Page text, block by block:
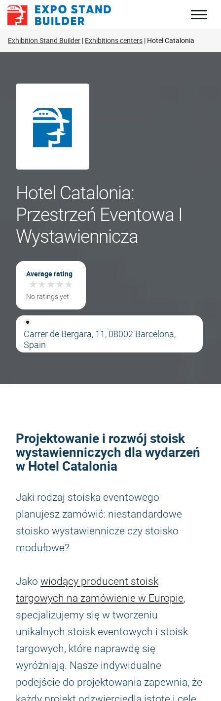
Skip
Exhibition Stand Builder Exhibitions centers Hotel Catalonia
Hotel Catalonia:
Przestrzeń Eventowa I
Wystawiennicza
Average rating
★★★★★
★★★★★
No ratings yet
Carrer de Bergara, 11, 08002 Barcelona,
Spain
Projektowanie i rozwój stoisk
wystawienniczych dla wydarzeń
w Hotel Catalonia
Jaki rodzaj stoiska eventowego
planujesz zamówić: niestandardowe
stoisko wystawiennicze czy stoisko
modułowe?
Jako wiodący producent stoisk
targowych na zamówienie w Europie,
specjalizujemy się w tworzeniu
unikalnych stoisk eventowych i stoisk
targowych, które naprawdę się
wyróżniają. Nasze indywidualne
podejście do projektowania zapewnia, że